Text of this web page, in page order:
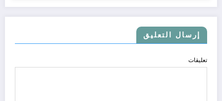
إرسال التعليق
تعليقات